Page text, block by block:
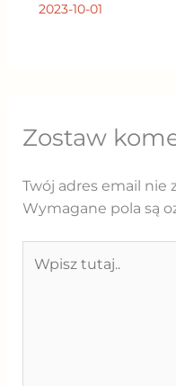
2023-10-01
Zostaw
Twój adres email nie
Wymagane pola są
tutaj..